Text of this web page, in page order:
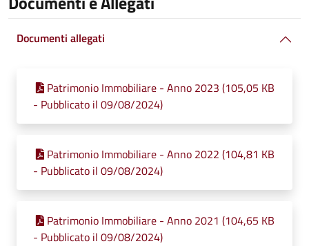
Documenti allegati
Patrimonio Immobiliare - Anno 2023 (105,05 KB
- Pubblicato il 09/08/2024)
Patrimonio Immobiliare - Anno 2022 (104,81 KB
- Pubblicato il 09/08/2024)
Patrimonio Immobiliare - Anno 2021 (104,65 KB
- Pubblicato il 09/08/2024)